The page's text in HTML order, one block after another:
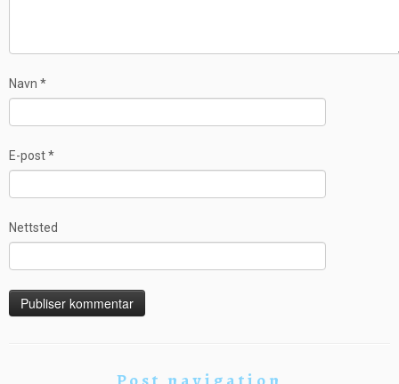
Navn *
E-post*
Nettsted